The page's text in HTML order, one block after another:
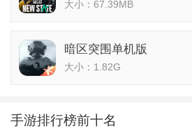
大小：67.39MB
暗区突围单机版
大小：1.82G
手游排行榜前十名